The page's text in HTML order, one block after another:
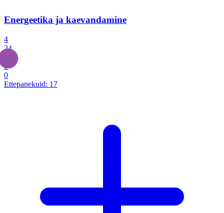
Energeetika ja kaevandamine
4
24
3
0
Ettepanekuid: 17